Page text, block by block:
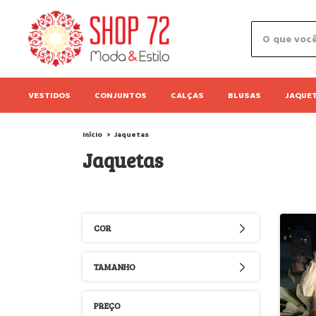
VESTIDOS CONJUNTOS CALÇAS BLUSAS
Início > Jaquetas
Jaquetas
COR
TAMANHO
PREÇO